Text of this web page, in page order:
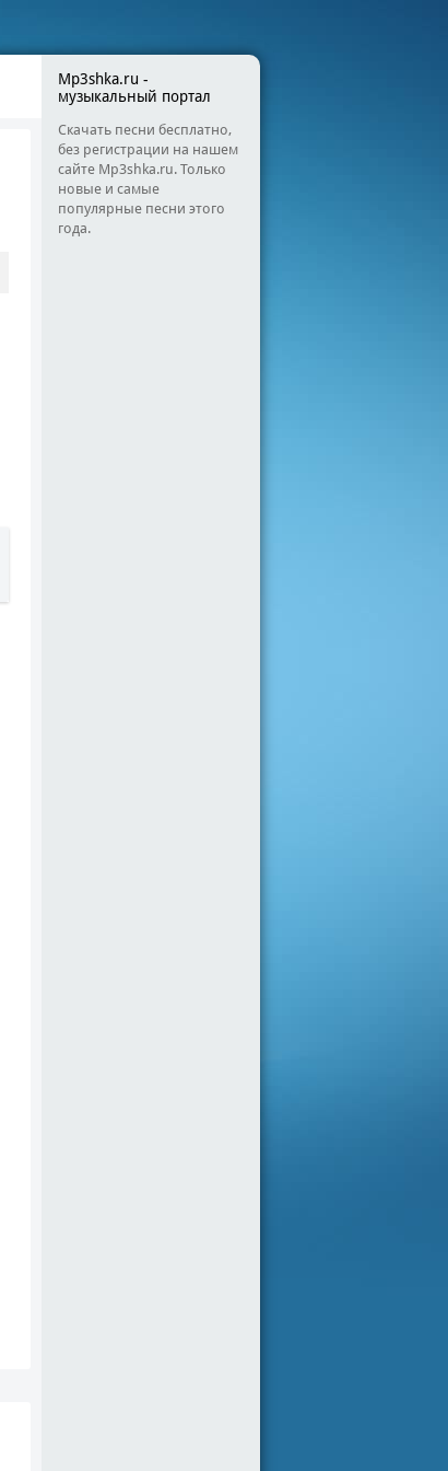
Mp3shka.ru -
музыкальный портал
Скачать песни бесплатно,
без регистрации на нашем
сайте Mp3shka.ru. Только
новые и самые
популярные песни этого
года.